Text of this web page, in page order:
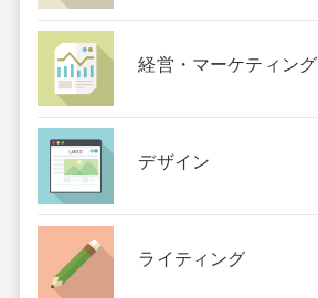
経営・マーケティング
デザイン
ライティング